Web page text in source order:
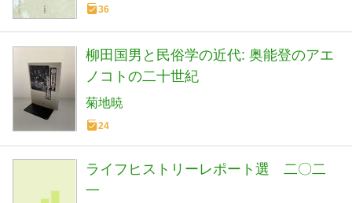
36
柳田国男と民俗学の近代: 奥能登のアエ
ノコトの二十世紀
菊地暁
24
ライフヒストリーレポート選 二〇二
一